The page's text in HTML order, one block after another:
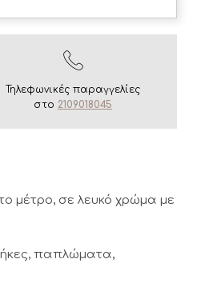
Τηλεφωνικές παραγγελίες
στο 2109018045
μέτρο, σε λευκό χρώμα με
παπλώματα,